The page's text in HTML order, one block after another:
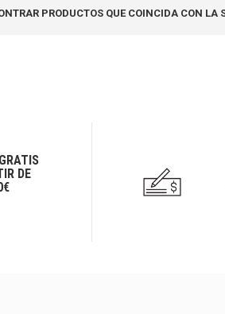
PRODUCTOS QUE COINCIDA CON LA
DE